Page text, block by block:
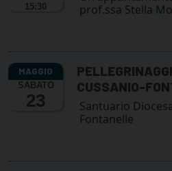
15:30
prof.ssa Stella
SABATO
23
CUSSANIO-
Santuario
Fontanelle